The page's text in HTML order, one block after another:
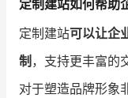
定制建站如何帮助
定制建站可以让企
制 ，支持更丰富的
对于塑造品牌形象